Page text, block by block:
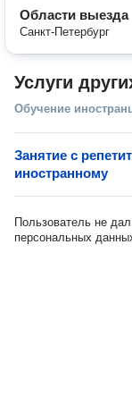
Области выезда
Санкт-Петербург
Услуги
Обучение
Занятие с
иностранному
Пользователь не
персональных